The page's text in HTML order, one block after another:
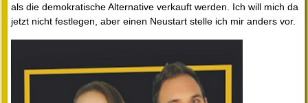
als die demokratische Alternative verkauft werden. Ich will mich da
jetzt nicht festlegen, aber einen Neustart stelle ich mir anders vor.